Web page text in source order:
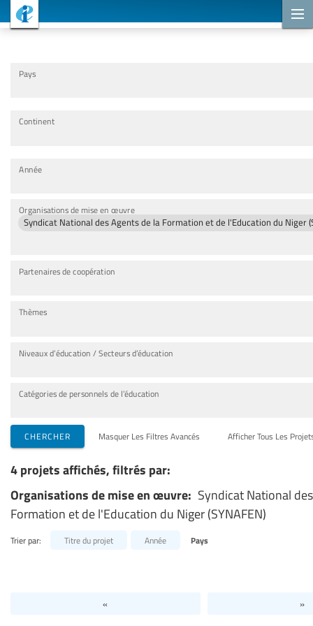
Pays
Continent
Année
Organisations de mise en œuvre
Syndicat National des Agents de la Formation et de l'Education du Niger
Partenaires de coopération
Thèmes
Niveaux d’éducation / Secteurs d’éducation
Catégories de personnels de l’éducation
CHERCHER Masquer Les Filtres Avancés Afficher Tous Les
4 projets affichés, filtrés par:
Organisations de mise en œuvre: Syndicat National
Formation et de l'Education du Niger (SYNAFEN)
Trier par: Titre du projet Année Pays
« »